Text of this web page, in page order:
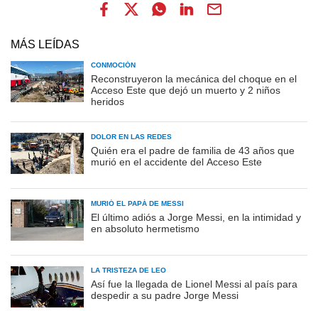
MÁS LEÍDAS
CONMOCIÓN
Reconstruyeron la mecánica del choque en el
Acceso Este que dejó un muerto y 2 niños
heridos
DOLOR EN LAS REDES
Quién era el padre de familia de 43 años que
murió en el accidente del Acceso Este
MURIÓ EL PAPÁ DE MESSI
El último adiós a Jorge Messi, en la intimidad y
en absoluto hermetismo
LA TRISTEZA DE LEO
Así fue la llegada de Lionel Messi al país para
despedir a su padre Jorge Messi